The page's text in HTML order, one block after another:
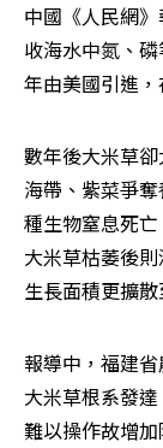
中國《人民網
收海水中氮、
年由美國引進
數年後大米草
海帶、紫菜爭
種生物窒息死
大米草枯萎後
生長面積更擴
報導中，福建
大米草根系發
難以操作故增